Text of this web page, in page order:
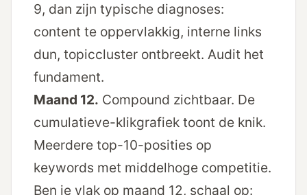
9, dan zijn typische diagnoses:
content te oppervlakkig, interne links
dun, topic­cluster ontbreekt. Audit het
fundament.
Maand 12. Compound zichtbaar. De
cumulatieve-klikgrafiek toont de knik.
Meerdere top-10-posities op
keywords met middelhoge competitie.
Ben je vlak op maand 12, schaal op: